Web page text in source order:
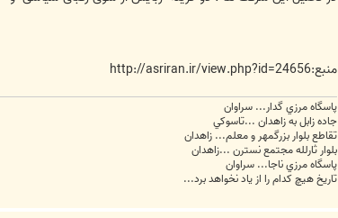
منبع:http://asriran.ir/view.php?id=24656
پاسگاه مرزي گدار... سراوان
جاده زابل به زاهدان ...تاسوکي
تقاطع بلوار بزرگمهر و معلم... زاهدان
بلوار ثارلله مجتمع نسترن ...زاهدان
پاسگاه مرزي ناجا... سراوان
تاريخ هيچ کدام را از ياد نخواهد برد...